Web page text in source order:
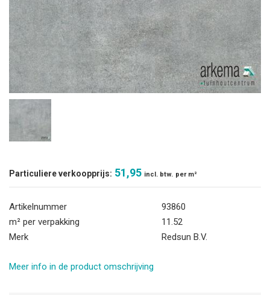
Particuliere verkoopprijs: 51,95 incl. btw. per m²
Artikelnummer
93860
m² per verpakking
11.52
Merk
Redsun B.V.
Meer info in de product omschrijving